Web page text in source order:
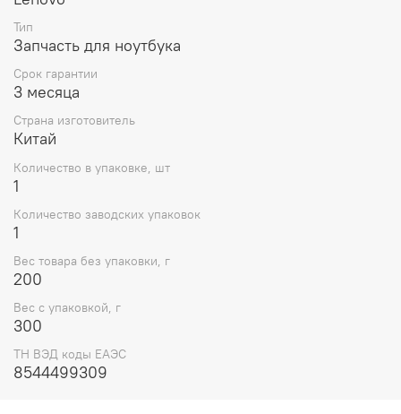
Выбирая этот кабель матрицы для вашего ноутбука
Lenovo ThinkPad T430U (04Y1194), вы получаете
оригинальную запчасть от проверенного
производителя, которая обеспечит надежную и
Тип
Запчасть для ноутбука
Срок гарантии
3 месяца
Страна изготовитель
Китай
Количество в упаковке, шт
1
Количество заводских упаковок
1
Вес товара без упаковки, г
200
Вес с упаковкой, г
300
ТН ВЭД коды ЕАЭС
8544499309